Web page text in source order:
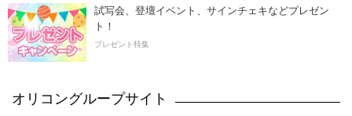
試写会、登壇イベント、サインチェキなどプレゼン
ト！
プレゼント特集
オリコングループサイト